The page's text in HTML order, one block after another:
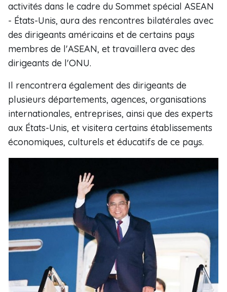
activités dans le cadre du Sommet spécial ASEAN
- États-Unis, aura des rencontres bilatérales avec
des dirigeants américains et de certains pays
membres de l'ASEAN, et travaillera avec des
dirigeants de l'ONU.
Il rencontrera également des dirigeants de
plusieurs départements, agences, organisations
internationales, entreprises, ainsi que des experts
aux États-Unis, et visitera certains établissements
économiques, culturels et éducatifs de ce pays.